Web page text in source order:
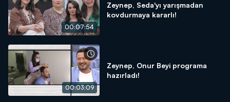
00:07:54
Zeynep, Seda'yı yarışmadan
kovdurmaya kararlı!
00:03:09
Zeynep, Onur Beyi programa
hazırladı!